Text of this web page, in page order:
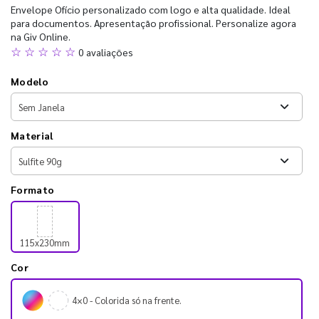
Envelope Ofício personalizado com logo e alta qualidade. Ideal
para documentos. Apresentação profissional. Personalize agora
na Giv Online.
☆ ☆ ☆ ☆ ☆ 0 avaliações
Modelo
Material
Formato
115x230mm
Cor
4×0 - Colorida só na frente.